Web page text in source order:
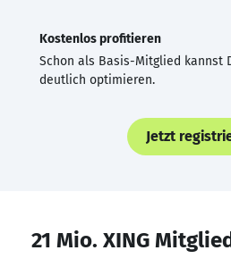
Kostenlos profitieren
Schon als Basis-Mitglied kannst
deutlich optimieren.
Jetzt
21 Mio. XING